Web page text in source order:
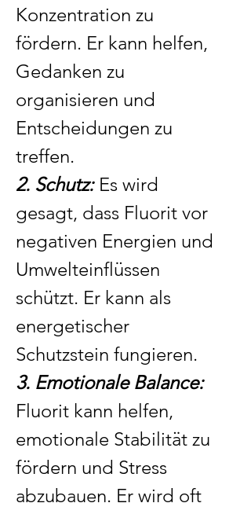
Konzentration zu
fördern. Er kann helfen,
Gedanken zu
organisieren und
Entscheidungen zu
treffen.
2. Schutz:Es wird
gesagt, dass Fluorit vor
negativen Energien und
Umwelteinflüssen
schützt. Er kann als
energetischer
Schutzstein fungieren.
3. Emotionale Balance:
Fluorit kann helfen,
emotionale Stabilität zu
fördern und Stress
abzubauen. Er wird oft